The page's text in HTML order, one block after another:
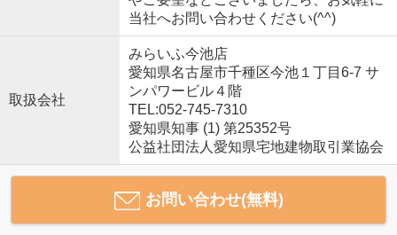
当社へお問い合わせください(^^)
取扱会社
みらいふ今池店
愛知県名古屋市千種区今池１丁目6-7 サ
ンパワービル４階
TEL:052-745-7310
愛知県知事 (1) 第25352号
公益社団法人愛知県宅地建物取引業協会
お問い合わせ(無料)